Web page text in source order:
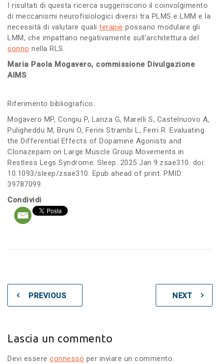
I risultati di questa ricerca suggeriscono il coinvolgimento
di meccanismi neurofisiologici diversi tra PLMS e LMM e la
necessità di valutare quali terapie possano modulare gli
LMM, che impattano negativamente sull’architettura del
sonno nella RLS.
Maria Paola Mogavero, commissione Divulgazione
AIMS
Riferimento bibliografico:
Mogavero MP, Congiu P, Lanza G, Marelli S, Castelnuovo A,
Puligheddu M, Bruni O, Ferini Strambi L, Ferri R. Evaluating
the Differential Effects of Dopamine Agonists and
Clonazepam on Large Muscle Group Movements in
Restless Legs Syndrome. Sleep. 2025 Jan 9:zsae310. doi:
10.1093/sleep/zsae310. Epub ahead of print. PMID:
39787099.
Condividi
PREVIOUS NEXT
Lascia un commento
Devi essere connesso per inviare un commento.